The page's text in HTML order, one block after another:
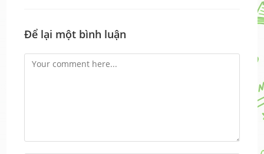
Để lại một bình luận
Comment